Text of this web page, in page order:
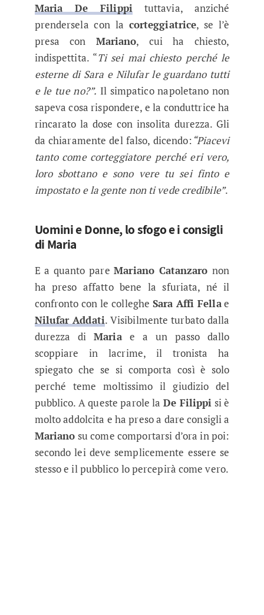
Maria De Filippituttavia, anziché
prendersela con la corteggiatrice, se l’è
presa con Mariano, cui ha chiesto,
indispettita. “Ti sei mai chiesto perché le
esterne di Sara e Nilufar le guardano tutti
e le tue no?”. Il simpatico napoletano non
sapeva cosa rispondere, e la conduttrice ha
rincarato la dose con insolita durezza. Gli
da chiaramente del falso, dicendo: “Piacevi
tanto come corteggiatore perché eri vero,
loro sbottano e sono vere tu sei finto e
impostato e la gente non ti vede credibile”.
Uomini e Donne, lo sfogo e i consigli
di Maria
E a quanto pareMariano Catanzaronon
ha preso affatto bene la sfuriata, né il
confronto con le colleghe Sara Affi Fellae
Nilufar Addati. Visibilmente turbato dalla
durezza diMariae a un passo dallo
scoppiare in lacrime, il tronista ha
spiegato che se si comporta così è solo
perché teme moltissimo il giudizio del
pubblico. A queste parole laDe Filippi si è
molto addolcita e ha preso a dare consigli a
Mariano su come comportarsi d’ora in poi:
secondo lei deve semplicemente essere se
stesso e il pubblico lo percepirà come vero.